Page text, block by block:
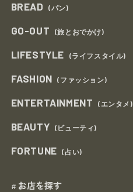
BREAD (パン)
GO-OUT (旅とおでかけ)
LIFESTYLE (ライフスタイル)
FASHION (ファッション)
ENTERTAINMENT (エンタメ)
BEAUTY (ビューティ)
FORTUNE (占い)
# お店を探す